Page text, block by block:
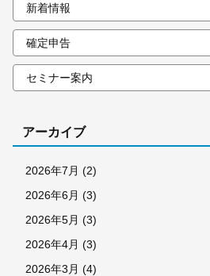
新着情報
確定申告
セミナー案内
アーカイブ
2026年7月 (2)
2026年6月 (3)
2026年5月 (3)
2026年4月 (3)
2026年3月 (4)